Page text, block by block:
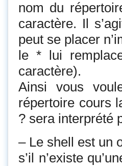
nom du
caractère. Il
peut se placer
le * lui
caractère).
Ainsi vous
répertoire cours
? sera interprété
– Le shell est un
s’il n’existe